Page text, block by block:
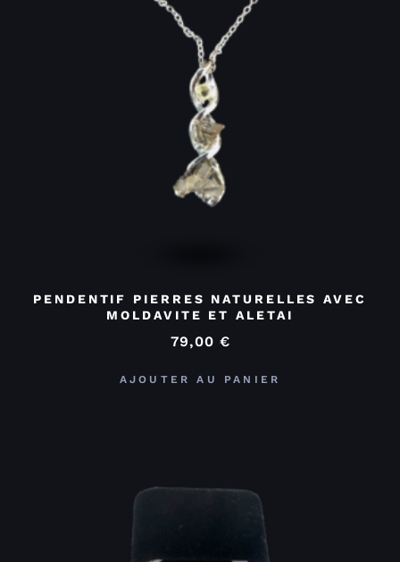
PENDENTIF PIERRES NATURELLES AVEC
MOLDAVITE ET ALETAI
79,00 €
AJOUTER AU PANIER